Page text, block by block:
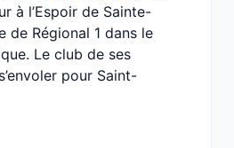
à l’Espoir de Sainte-
de Régional 1 dans le
Le club de ses
pour Saint-